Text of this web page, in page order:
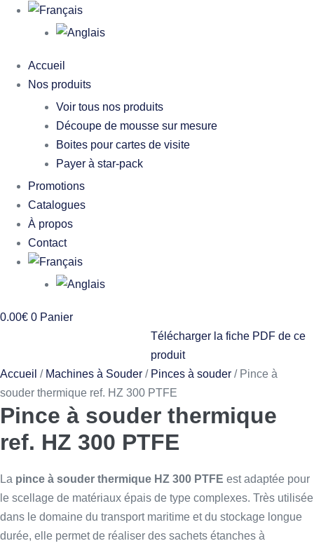
Accueil
Nos produits
Voir tous nos produits
Découpe de mousse sur mesure
Boites pour cartes de visite
Payer à star-pack
Promotions
Catalogues
À propos
Contact
0.00€ 0 Panier
Télécharger la fiche PDF de ce
produit
Accueil / Machines à Souder / Pinces à souder / Pince à
souder thermique ref. HZ 300 PTFE
Pince à souder thermique
ref. HZ 300 PTFE
La pince à souder thermique HZ 300 PTFE est adaptée pour
le scellage de matériaux épais de type complexes. Très utilisée
dans le domaine du transport maritime et du stockage longue
durée, elle permet de réaliser des sachets étanches à